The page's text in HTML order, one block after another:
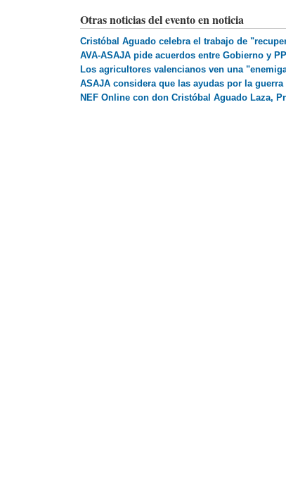
Otras noticias del evento en noticia
Cristóbal Aguado celebra el trabajo de
AVA-ASAJA pide acuerdos entre Gobierno y
Los agricultores valencianos ven una
ASAJA considera que las ayudas por la
NEF Online con don Cristóbal Aguado Laza,